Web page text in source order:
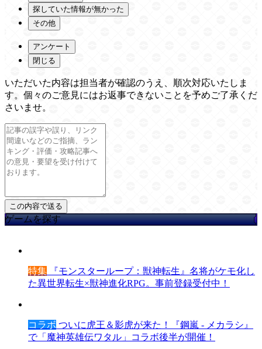
探していた情報が無かった
その他
アンケート
閉じる
いただいた内容は担当者が確認のうえ、順次対応いたしま
す。個々のご意見にはお返事できないことを予めご了承くだ
さいませ。
ゲームを探す
特集 『モンスターループ：獣神転生』名将がケモ化し
た異世界転生×獣神進化RPG。事前登録受付中！
コラボ ついに虎王＆影虎が来た！『鋼嵐 - メカラシ』
で「魔神英雄伝ワタル」コラボ後半が開催！